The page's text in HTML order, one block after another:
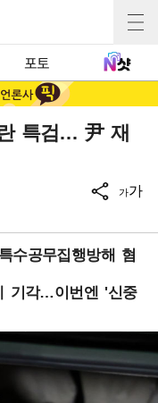
포토
특검… 尹 재
가가
수공무집행방해 혐
기각…이번엔 '신중